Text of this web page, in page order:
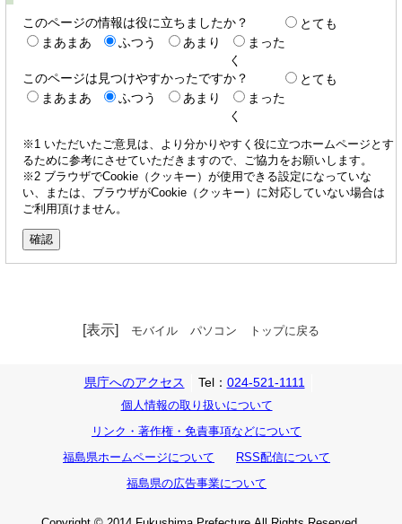
このページの情報は役に立ちましたか？
とても
まあまあ
ふつう あまり
まった
く
このページは見つけやすかったですか？
とても
まあまあ
ふつう あまり
まった
く
※1 いただいたご意見は、より分かりやすく役に立つホームページとす
るために参考にさせていただきますので、ご協力をお願いします。
※2 ブラウザでCookie（クッキー）が使用できる設定になっていな
い、または、ブラウザがCookie（クッキー）に対応していない場合は
ご利用頂けません。
[表示] モバイル パソコン トップに戻る
県庁へのアクセス Tel： 024-521-1111
個人情報の取り扱いについて
リンク・著作権・免責事項などについて
福島県ホームページについて
RSS配信について
福島県の広告事業について